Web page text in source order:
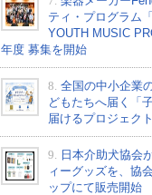
ティ・プログラム
YOUTH MUSIC
年度 募集を開始
8. 全国の中小企業
どもたちへ届く「
届けるプロジェクト
9.
日本介助犬協会
ィーグッズを、協
ップにて販売開始